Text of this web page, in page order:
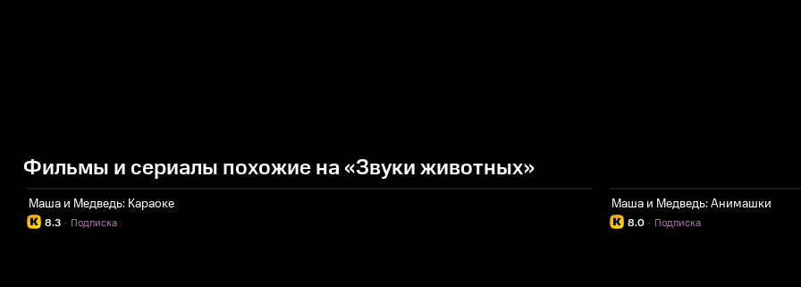
Фильмы и сериалы похожие на «Звуки животных»
Маша и Медведь: Караоке
8.3 Подписка
·
Маша и Медведь: Анимашки
8.0 Подписка
·